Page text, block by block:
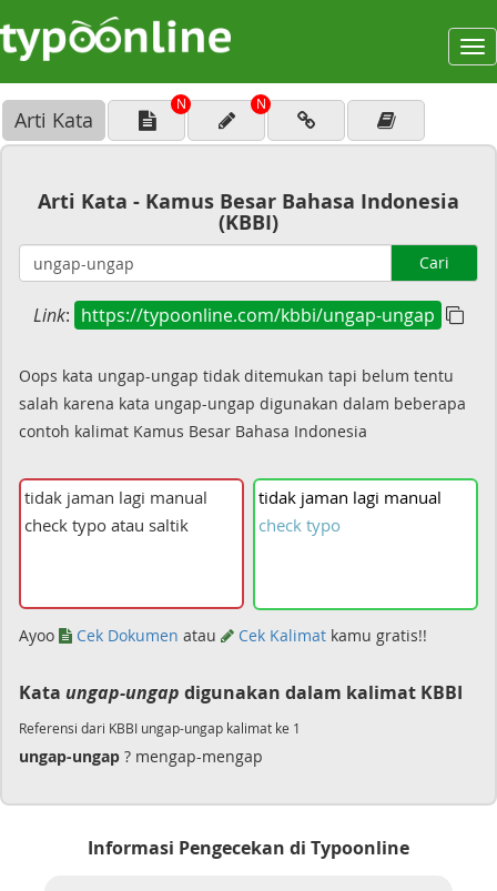
Arti Kata
N N
Arti Kata - Kamus Besar Bahasa Indonesia
(KBBI)
Cari
Link: https://typoonline.com/kbbi/ungap-ungap
Oops kata ungap-ungap tidak ditemukan tapi belum tentu
salah karena kata ungap-ungap digunakan dalam beberapa
contoh kalimat Kamus Besar Bahasa Indonesia
tidak jaman lagi manual
check typo
Ayoo Cek Dokumen atau Cek Kalimat kamu gratis!!
Kata ungap-ungap digunakan dalam kalimat KBBI
Referensi dari KBBI ungap-ungap kalimat ke 1
ungap-ungap ? mengap-mengap
Informasi Pengecekan di Typoonline